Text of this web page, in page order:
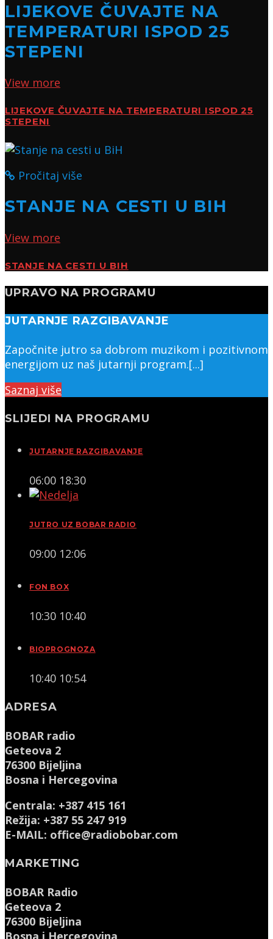
LIJEKOVE ČUVAJTE NA
TEMPERATURI ISPOD 25
STEPENI
View more
LIJEKOVE ČUVAJTE NA TEMPERATURI ISPOD 25
STEPENI
Pročitaj više
STANJE NA CESTI U BIH
View more
STANJE NA CESTI U BIH
UPRAVO NA PROGRAMU
JUTARNJE RAZGIBAVANJE
Započnite jutro sa dobrom muzikom i pozitivnom
energijom uz naš jutarnji program.[...]
Saznaj više
SLIJEDI NA PROGRAMU
JUTARNJE RAZGIBAVANJE
06:00 18:30
JUTRO UZ BOBAR RADIO
09:00 12:06
FON BOX
10:30 10:40
BIOPROGNOZA
10:40 10:54
ADRESA
BOBAR radio
Geteova 2
76300 Bijeljina
Bosna i Hercegovina
Centrala: +387 415 161
Režija: +387 55 247 919
E-MAIL: office@radiobobar.com
MARKETING
BOBAR Radio
Geteova 2
76300 Bijeljina
Bosna i Hercegovina